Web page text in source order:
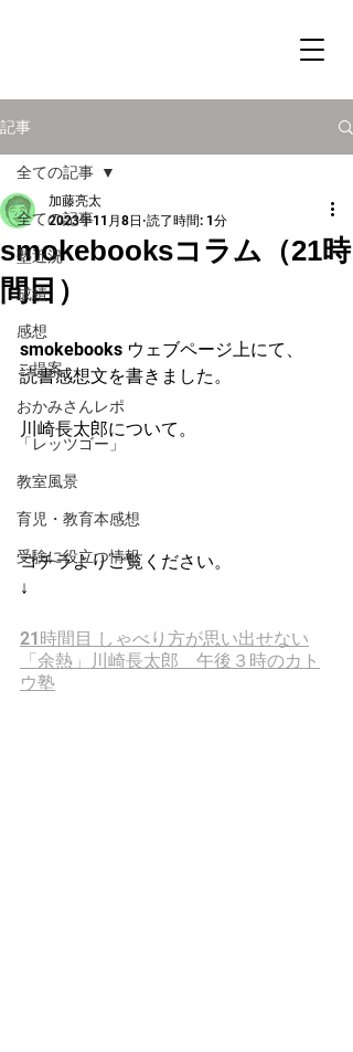
記事
全ての記事
塾近況
成績
感想
ご提案
おかみさんレポ
「レッツゴー」
教室風景
育児・教育本感想
受験に役立つ情報
全ての記事
smokebooksコラム（21時
間目）
加藤亮太
2023年11月8日 読了時間: 1分
smokebooks ウェブページ上にて、
読書感想文を書きました。
川崎長太郎について。
コチラよりご覧ください。
↓
21時間目 しゃべり方が思い出せない
「余熱」川崎長太郎　午後３時のカト
ウ塾